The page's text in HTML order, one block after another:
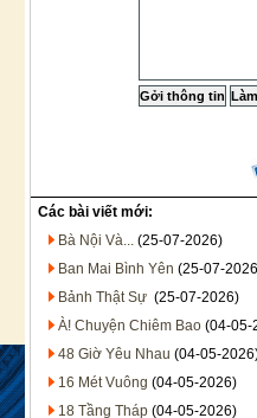
Các bài viết mới:
Bà Nội Và... (25-07-2026)
Ban Mai Bình Yên (25-07-
Bảnh Thật Sự (25-07-2026)
À! Chuyện Chiêm Bao (04-05-
48 Giờ Yêu Nhau (04-05-
16 Mét Vuông (04-05-2026)
18 Tầng Tháp (04-05-2026)